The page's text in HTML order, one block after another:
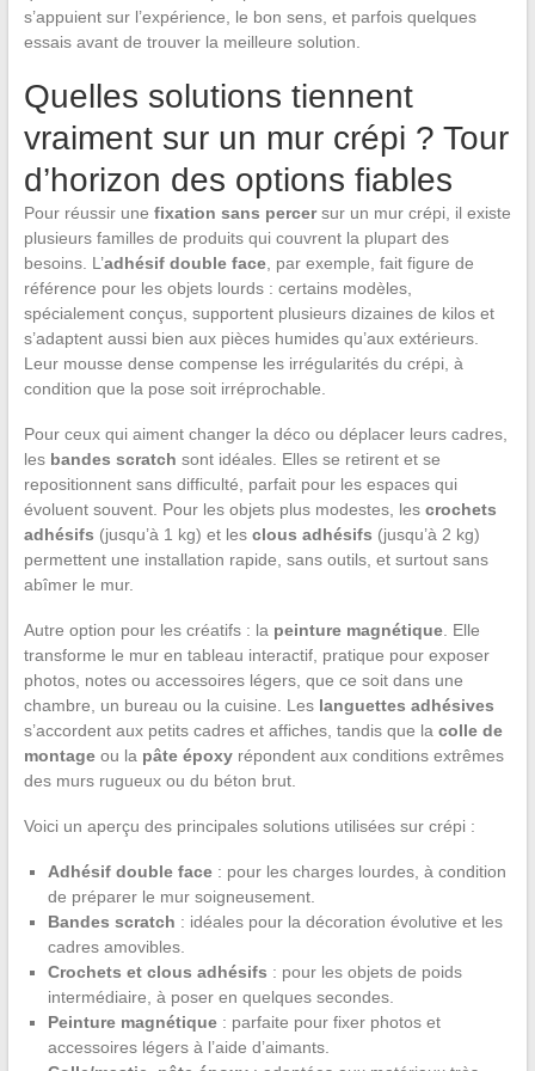
s’appuient sur l’expérience, le bon sens, et parfois quelques
essais avant de trouver la meilleure solution.
Quelles solutions tiennent
vraiment sur un mur crépi ? Tour
d’horizon des options fiables
Pour réussir une fixation sans percersur un mur crépi, il existe
plusieurs familles de produits qui couvrent la plupart des
besoins. L’adhésif double face, par exemple, fait figure de
référence pour les objets lourds : certains modèles,
spécialement conçus, supportent plusieurs dizaines de kilos et
s’adaptent aussi bien aux pièces humides qu’aux extérieurs.
Leur mousse dense compense les irrégularités du crépi, à
condition que la pose soit irréprochable.
Pour ceux qui aiment changer la déco ou déplacer leurs cadres,
les bandes scratch sont idéales. Elles se retirent et se
repositionnent sans difficulté, parfait pour les espaces qui
évoluent souvent. Pour les objets plus modestes, les crochets
adhésifs (jusqu’à 1 kg) et les clous adhésifs (jusqu’à 2 kg)
permettent une installation rapide, sans outils, et surtout sans
abîmer le mur.
Autre option pour les créatifs : la peinture magnétique. Elle
transforme le mur en tableau interactif, pratique pour exposer
photos, notes ou accessoires légers, que ce soit dans une
chambre, un bureau ou la cuisine. Les languettes adhésives
s’accordent aux petits cadres et affiches, tandis que la colle de
montageou la pâte époxyrépondent aux conditions extrêmes
des murs rugueux ou du béton brut.
Voici un aperçu des principales solutions utilisées sur crépi :
Adhésif double face: pour les charges lourdes, à condition
de préparer le mur soigneusement.
Bandes scratch : idéales pour la décoration évolutive et les
cadres amovibles.
Crochets et clous adhésifs : pour les objets de poids
intermédiaire, à poser en quelques secondes.
Peinture magnétique: parfaite pour fixer photos et
accessoires légers à l’aide d’aimants.